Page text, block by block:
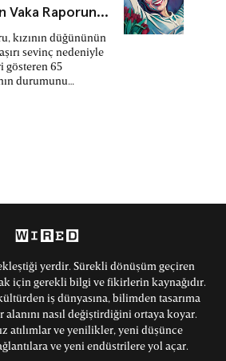
Vaka Raporuna
Giden Kan
kızının düğününün
sevinç nedeniyle
65
durumunu
yerdir. Sürekli dönüşüm geçiren
için gerekli bilgi ve fikirlerin kaynağıdır.
iş dünyasına, bilimden tasarıma
alanını nasıl değiştirdiğini ortaya koyar.
atılımlar ve yenilikler, yeni düşünce
ve yeni endüstrilere yol açar.